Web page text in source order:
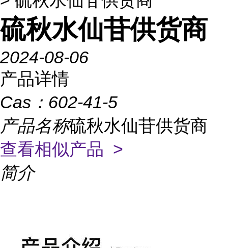
硫秋水仙苷供货商
2024-08-06
产品详情
Cas： 602-41-5
产品名称硫秋水仙苷供货商
查看相似产品 >
简介